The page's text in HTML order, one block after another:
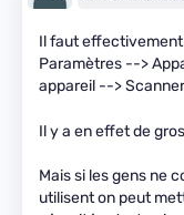
Il faut effectivement
Paramètres -->
appareil -->
Il y a en effet de
Mais si les gens ne
utilisent on peut